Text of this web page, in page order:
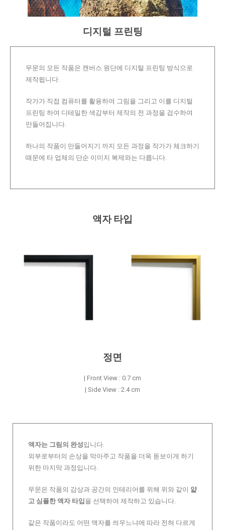
디지털 프린팅
무문의 모든 작품은 캔버스 원단에 디지털 프린팅 방식으로
제작됩니다.
작가가 직접 컴퓨터를 활용하여 그림을 그리고 이를 디지털
프린팅 하여 디테일한 색감부터 제작의 전 과정을 검수하여
만들어집니다.
하나의 작품이 만들어지기 까지 모든 과정을 작가가 체크하기
때문에 타 업체의 단순 이미지 복제와는 다릅니다.
액자 타입
정면
| Front View : 0.7 cm
| Side View : 2.4 cm
액자는 그림의 완성입니다.
외부로부터의 손상을 막아주고 작품을 더욱 돋보이게 하기
위한 마지막 과정입니다.
무문은 작품의 감상과 공간의 인테리어를 위해 위와 같이 얇
고 심플한 액자 타입 을 선택하여 제작하고 있습니다.
같은 작품이라도 어떤 액자를 씌우느냐에 따라 전혀 다르게